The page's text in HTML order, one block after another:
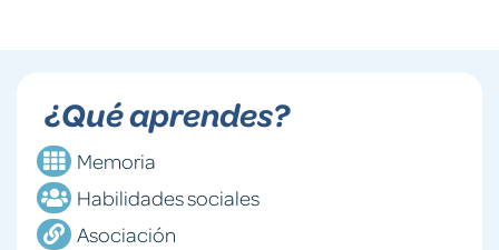
¿Qué aprendes?
Memoria
Habilidades sociales
Asociación